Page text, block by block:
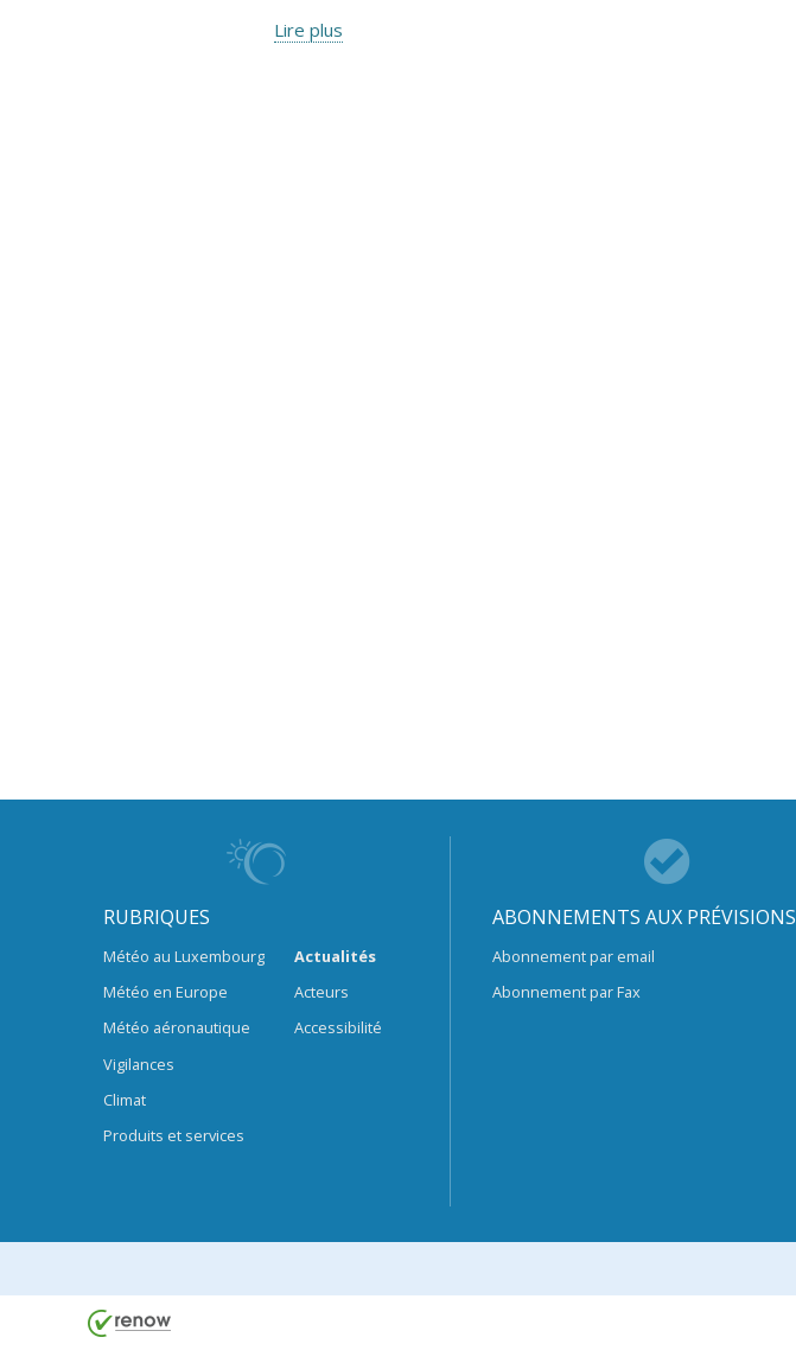
Lire plus
RUBRIQUES
Météo au Luxembourg
Météo en Europe
Météo aéronautique
Vigilances
Climat
Produits et services
Actualités
Acteurs
Accessibilité
ABONNEMENTS AUX PRÉVISIONS
Abonnement par email
Abonnement par Fax